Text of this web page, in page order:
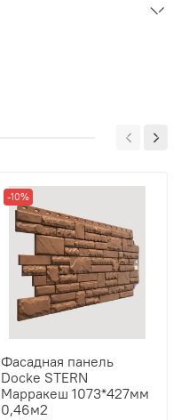
-10%
Фасадная панель
Docke STERN
Марракеш 1073*427мм
0,46м2